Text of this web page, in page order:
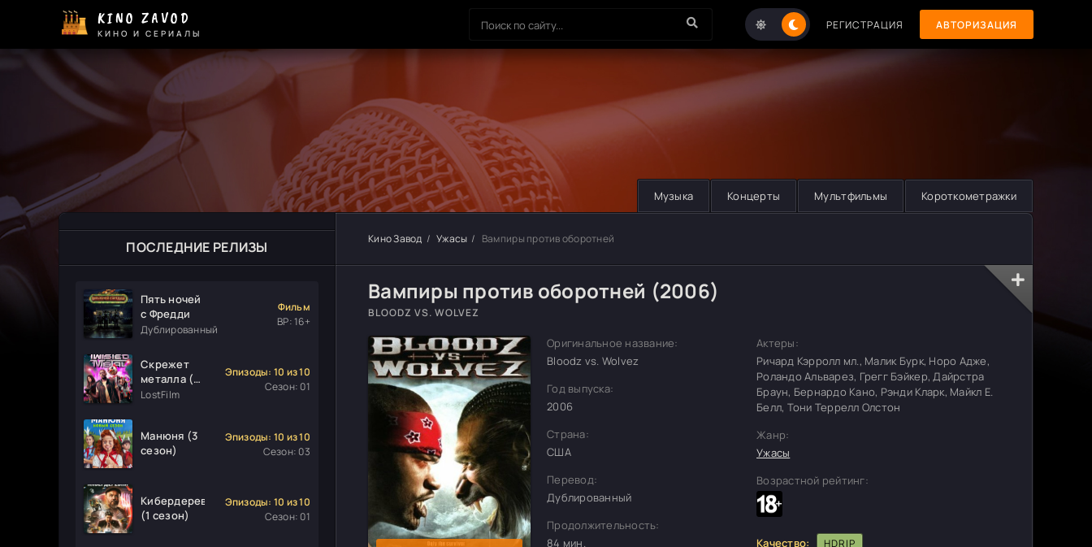
KINO ZAVOD
КИНО И СЕРИАЛЫ
РЕГИСТРАЦИЯ АВТОРИЗАЦИЯ
Музыка Концерты Мультфильмы Короткометражки
ПОСЛЕДНИЕ РЕЛИЗЫ
Пять ночей
с Фредди
Дублированный
Фильм
ВР: 16+
Скрежет
металла (1
сезон)
LostFilm
Эпизоды: 10 из 10
Сезон: 01
Манюня (3
сезон)
Эпизоды: 10 из 10
Сезон: 03
Кибердеревня
(1 сезон)
Эпизоды: 10 из 10
Сезон: 01
Кино Завод Ужасы Вампиры против оборотней
Вампиры против оборотней (2006)
BLOODZ VS. WOLVEZ
Оригинальное название:
Bloodz vs. Wolvez
Год выпуска:
2006
Страна:
США
Перевод:
Дублированный
Продолжительность:
84 мин.
Актеры:
Ричард Кэрролл мл., Малик Бурк, Норо Адже,
Роландо Альварез, Грегг Бэйкер, Дайрстра
Браун, Бернардо Кано, Рэнди Кларк, Майкл Е.
Белл, Тони Террелл Олстон
Жанр:
Ужасы
Возрастной рейтинг:
Качество: HDRIP